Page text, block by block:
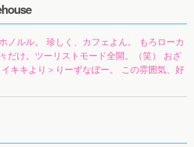
ノルル。 珍しく、カフェよん。 もろローカ
だけ。ツーリストモード全開。（笑） おざ
キキより＞りーずなぼー。 この雰囲気、好